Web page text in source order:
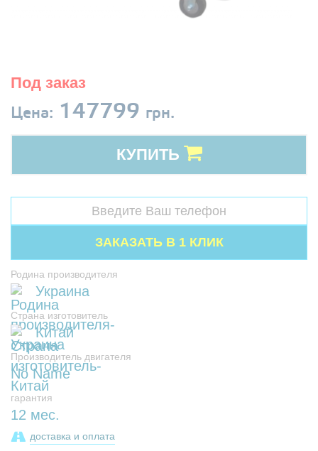
Под заказ
Цена: 147799 грн.
КУПИТЬ
Родина производителя
Украина
Страна изготовитель
Китай
Производитель двигателя
No Name
гарантия
12 мес.
доставка и оплата